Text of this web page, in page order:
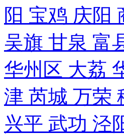
阳 宝鸡 庆阳
吴旗 甘泉 富
华州区 大荔
津 芮城 万荣
兴平 武功 泾